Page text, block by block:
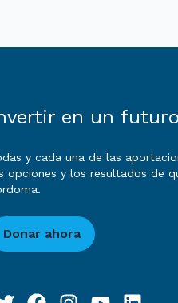
en un
y cada una de las
opciones y los resultados de
Donar ahora